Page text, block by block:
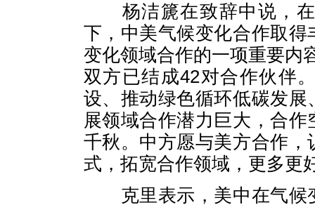
杨洁篪在致辞中说，在
下，中美气候变化合作取
变化领域合作的一项重要内
双方已结成42对合作伙伴
设、推动绿色循环低碳发
展领域合作潜力巨大，合
千秋。中方愿与美方合作
式，拓宽合作领域，更多更
克里表示，美中在气候